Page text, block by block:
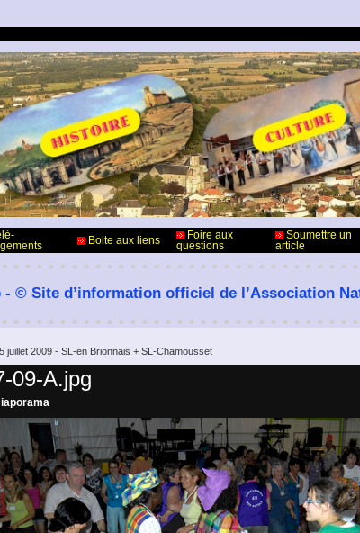
Boite aux liens
Foire aux
questions
Soumettre un
article
© Site d’information officiel de l’Association
juillet 2009 - SL-en Brionnais + SL-Chamousset
09-A.jpg